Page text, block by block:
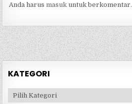
Anda harus masuk untuk berkomentar.
KATEGORI
Kategori